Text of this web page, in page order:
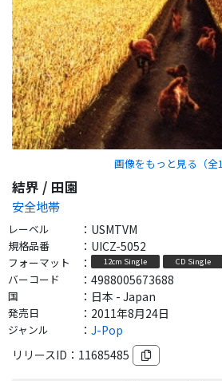
画像をもっと見る（全1
結界 / 田園
安全地帯
レーベル ： USMTVM
規格品番 ： UICZ-5052
フォーマット ： 12cm Single CD Single
バーコード ： 4988005673688
国 ： 日本 - Japan
発売日 ： 2011年8月24日
ジャンル ： J-Pop
リリースID： 11685485